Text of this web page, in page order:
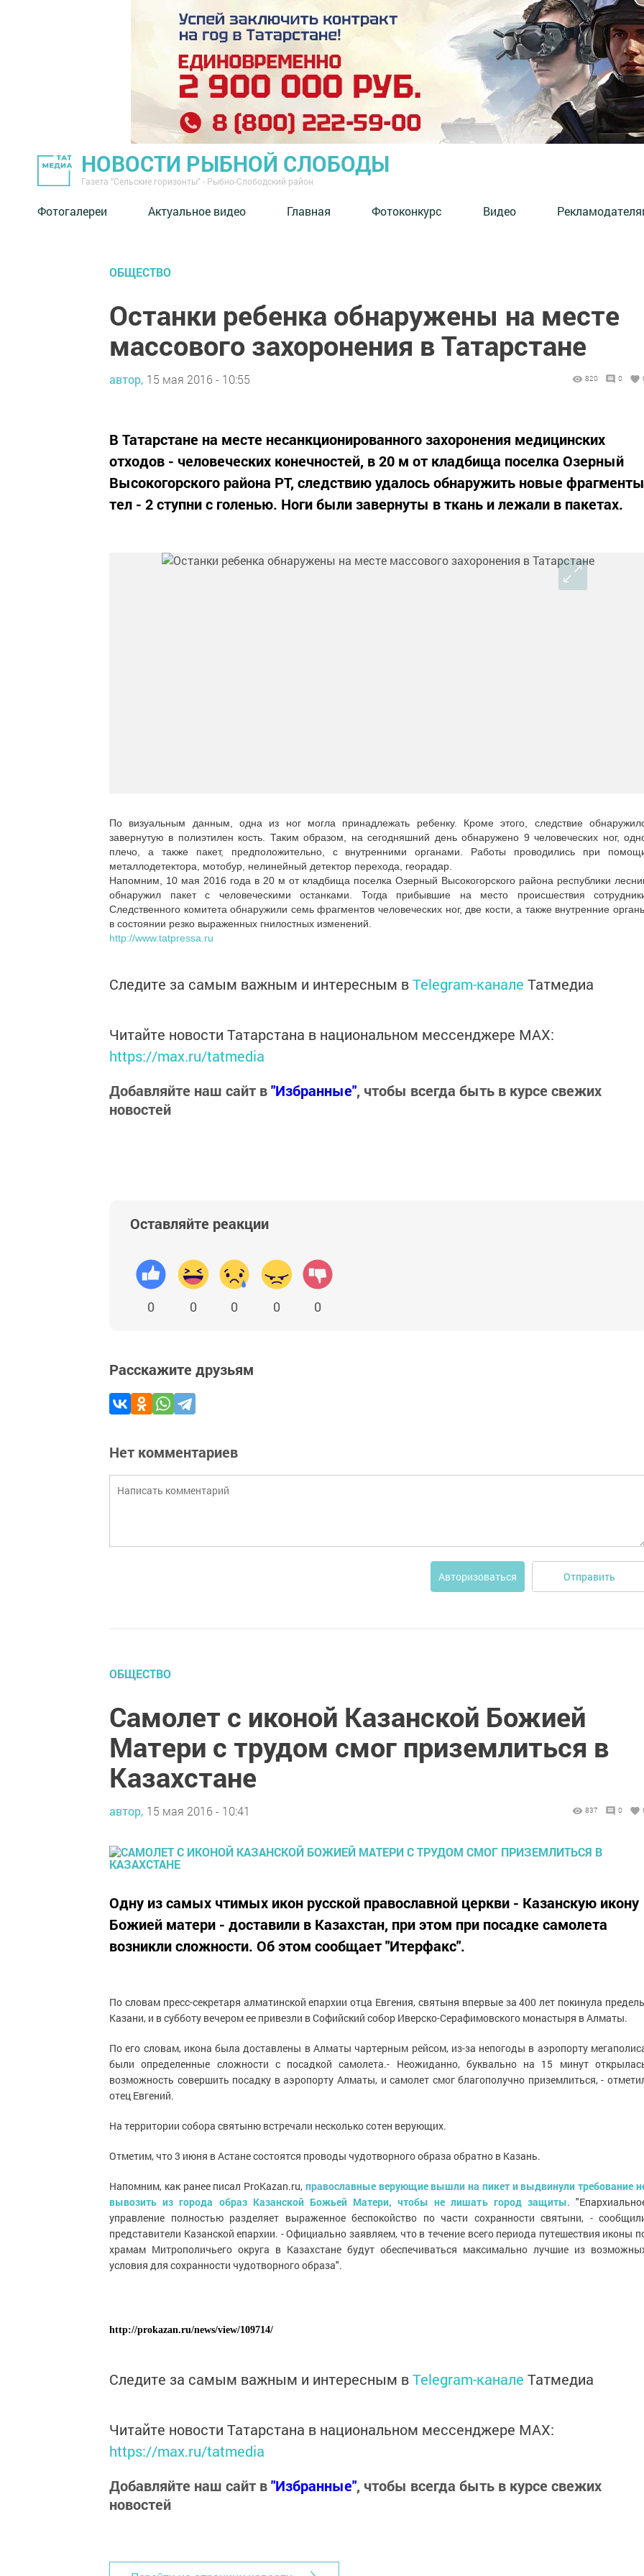
НОВОСТИ РЫБНОЙ СЛОБОДЫ
Газета "Сельские горизонты" - Рыбно-Слободский район
Фотогалереи Актуальное видео Главная Фотоконкурс Видео
ОБЩЕСТВО
Останки ребенка обнаружены на месте
массового захоронения в Татарстане
автор, 15 мая 2016 - 10:55 820 0
В Татарстане на месте несанкционированного захоронения медицинских
отходов - человеческих конечностей, в 20 м от кладбища поселка Озерный
Высокогорского района РТ, следствию удалось обнаружить новые фрагменты
тел - 2 ступни с голенью. Ноги были завернуты в ткань и лежали в пакетах.
По визуальным данным, одна из ног могла принадлежать ребенку. Кроме этого, следствие
завернутую в полиэтилен кость. Таким образом, на сегодняшний день обнаружено 9 человеческих ног,
плечо, а также пакет, предположительно, с внутренними органами. Работы проводились при
металлодетектора, мотобур, нелинейный детектор перехода, георадар.
Напомним, 10 мая 2016 года в 20 м от кладбища поселка Озерный Высокогорского района республики
обнаружил пакет с человеческими останками. Тогда прибывшие на место происшествия
Следственного комитета обнаружили семь фрагментов человеческих ног, две кости, а также внутренние
в состоянии резко выраженных гнилостных изменений.
http://www.tatpressa.ru
Следите за самым важным и интересным вTelegram-канале Татмедиа
Читайте новости Татарстана в национальном мессенджере MАХ:
https://max.ru/tatmedia
Добавляйте наш сайт в"Избранные", чтобы всегда быть в курсе свежих
новостей
Оставляйте реакции
0 0 0 0 0
Расскажите друзьям
Нет комментариев
Авторизоваться Отправить
ОБЩЕСТВО
Самолет с иконой Казанской Божией
Матери с трудом смог приземлиться в
Казахстане
автор, 15 мая 2016 - 10:41 837 0
Одну из самых чтимых икон русской православной церкви - Казанскую икону
Божией матери - доставили в Казахстан, при этом при посадке самолета
возникли сложности. Об этом сообщает "Итерфакс".
По словам пресс-секретаря алматинской епархии отца Евгения, святыня впервые за 400 лет покинула
Казани, и в субботу вечером ее привезли в Софийский собор Иверско-Серафимовского монастыря в Алматы.
По его словам, икона была доставлены в Алматы чартерным рейсом, из-за непогоды в аэропорту
были определенные сложности с посадкой самолета.- Неожиданно, буквально на 15 минут
возможность совершить посадку в аэропорту Алматы, и самолет смог благополучно приземлиться, -
отец Евгений.
На территории собора святыню встречали несколько сотен верующих.
Отметим, что 3 июня в Астане состоятся проводы чудотворного образа обратно в Казань.
Напомним, как ранее писал ProKazan.ru, православные верующие вышли на пикет и выдвинули требование
вывозить из города образ Казанской Божьей Матери, чтобы не лишать город защиты.
управление полностью разделяет выраженное беспокойство по части сохранности святыни, -
представители Казанской епархии. - Официально заявляем, что в течение всего периода путешествия иконы
храмам Митрополичьего округа в Казахстане будут обеспечиваться максимально лучшие из
условия для сохранности чудотворного образа".
http://prokazan.ru/news/view/109714/
Следите за самым важным и интересным вTelegram-канале Татмедиа
Читайте новости Татарстана в национальном мессенджере MАХ:
https://max.ru/tatmedia
Добавляйте наш сайт в"Избранные", чтобы всегда быть в курсе свежих
новостей